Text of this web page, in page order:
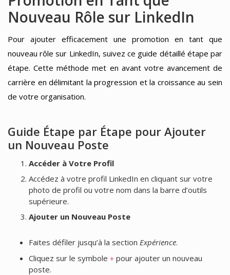
Nouveau Rôle sur LinkedIn
Pour ajouter efficacement une promotion en tant que
nouveau rôle sur LinkedIn, suivez ce guide détaillé étape par
étape. Cette méthode met en avant votre avancement de
carrière en délimitant la progression et la croissance au sein
de votre organisation.
Guide Étape par Étape pour Ajouter
un Nouveau Poste
Accéder à Votre Profil
Accédez à votre profil LinkedIn en cliquant sur votre
photo de profil ou votre nom dans la barre d’outils
supérieure.
Ajouter un Nouveau Poste
Faites défiler jusqu’à la section Expérience.
Cliquez sur le symbole +pour ajouter un nouveau
poste.